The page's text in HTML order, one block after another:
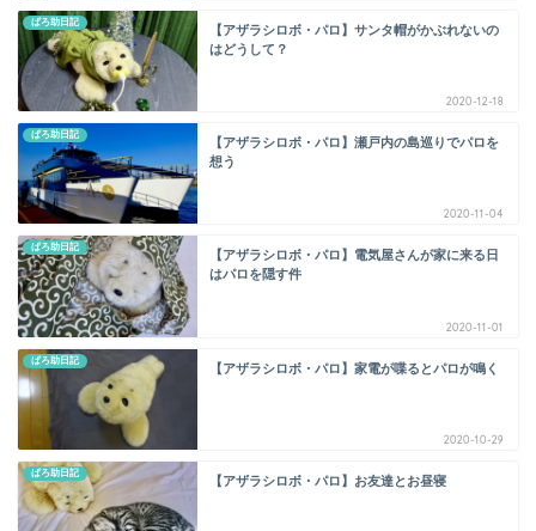
ぱろ助日記
【アザラシロボ・パロ】サンタ帽がかぶれないの
はどうして？
2020-12-18
ぱろ助日記
【アザラシロボ・パロ】瀬戸内の島巡りでパロを
想う
2020-11-04
ぱろ助日記
【アザラシロボ・パロ】電気屋さんが家に来る日
はパロを隠す件
2020-11-01
ぱろ助日記
【アザラシロボ・パロ】家電が喋るとパロが鳴く
2020-10-29
ぱろ助日記
【アザラシロボ・パロ】お友達とお昼寝